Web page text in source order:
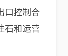
口控制合
石和运营